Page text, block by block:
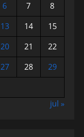
6 7
8
13 14
15
20 21
22
27 28
29
jul »